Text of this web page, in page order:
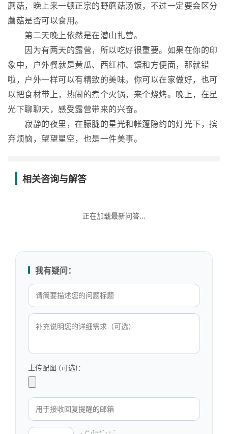
蘑菇，晚上来一顿正宗的野蘑菇汤饭，不过一定要会区分
蘑菇是否可以食用。
第二天晚上依然是在潜山扎营。
因为有两天的露营，所以吃好很重要。如果在你的印
象中，户外餐就是黄瓜、西红柿、馕和方便面，那就错
啦，户外一样可以有精致的美味。你可以在家做好，也可
以把食材带上，热闹的煮个火锅，来个烧烤。晚上，在星
光下聊聊天，感受露营带来的兴奋。
寂静的夜里，在朦胧的星光和帐篷隐约的灯光下，摈
弃烦恼，望望星空，也是一件美事。
相关咨询与解答
正在加载最新问答...
我有疑问：
上传配图 (可选)：